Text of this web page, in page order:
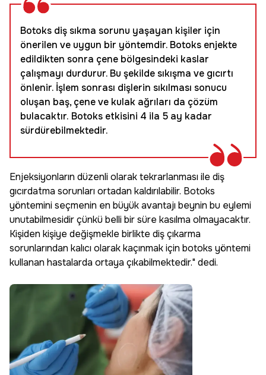
Botoks diş sıkma sorunu yaşayan kişiler için
önerilen ve uygun bir yöntemdir. Botoks enjekte
edildikten sonra çene bölgesindeki kaslar
çalışmayı durdurur. Bu şekilde sıkışma ve gıcırtı
önlenir. İşlem sonrası dişlerin sıkılması sonucu
oluşan baş, çene ve kulak ağrıları da çözüm
bulacaktır. Botoks etkisini 4 ila 5 ay kadar
sürdürebilmektedir.
Enjeksiyonların düzenli olarak tekrarlanması ile diş
gıcırdatma sorunları ortadan kaldırılabilir. Botoks
yöntemini seçmenin en büyük avantajı beynin bu eylemi
unutabilmesidir çünkü belli bir süre kasılma olmayacaktır.
Kişiden kişiye değişmekle birlikte diş çıkarma
sorunlarından kalıcı olarak kaçınmak için botoks yöntemi
kullanan hastalarda ortaya çıkabilmektedir." dedi.